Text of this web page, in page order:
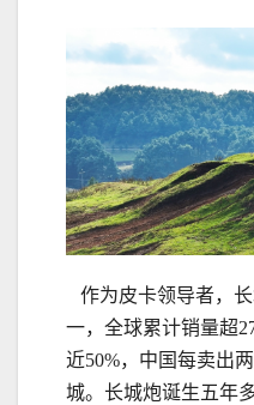
作为皮卡领导者，
一，全球累计销量超
近50%，中国每卖出
城。长城炮诞生五年